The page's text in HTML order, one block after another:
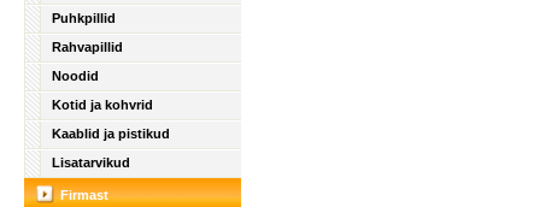
Puhkpillid
Rahvapillid
Noodid
Kotid ja kohvrid
Kaablid ja pistikud
Lisatarvikud
Firmast